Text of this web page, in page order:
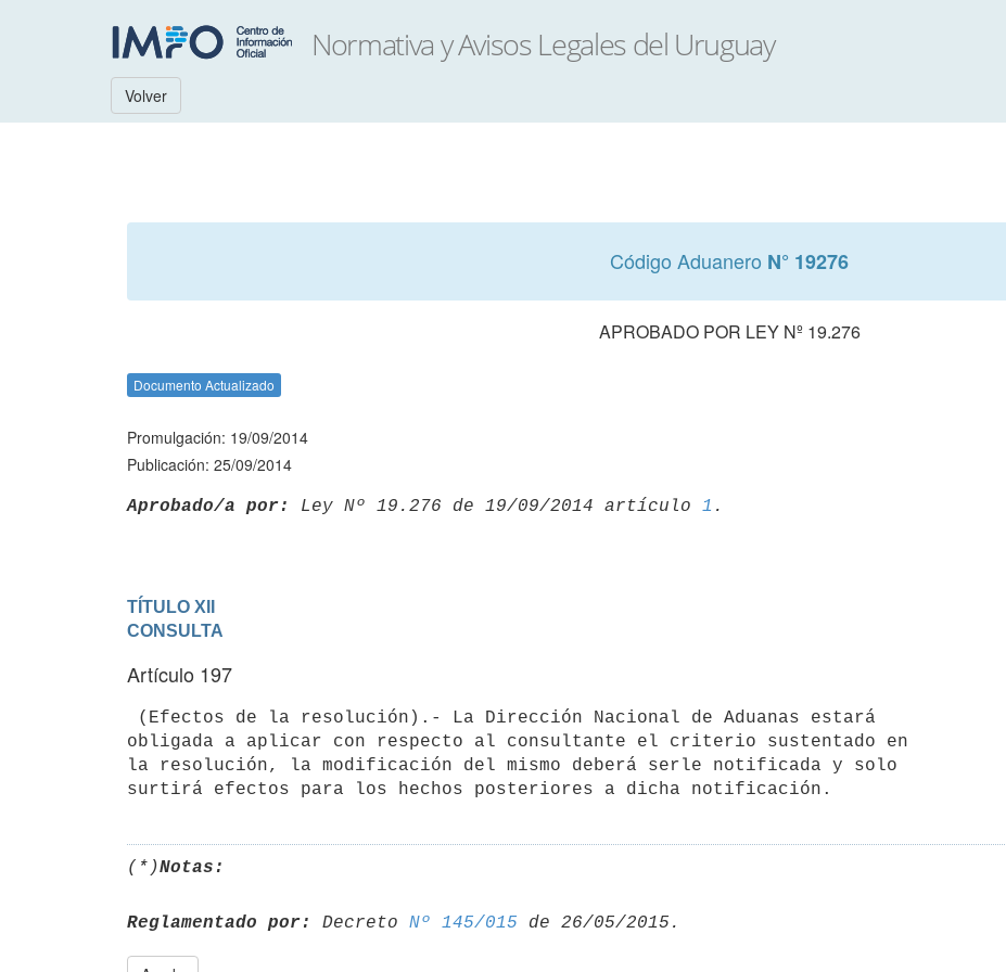
Volver
Código Aduanero N° 19276
APROBADO POR LEY Nº 19.276
Documento Actualizado
Promulgación: 19/09/2014
Publicación: 25/09/2014
Aprobado/a por: Ley Nº 19.276 de 19/09/2014 artículo 1
TÍTULO XII
CONSULTA
Artículo 197
obligada a aplicar con respecto al consultante el criterio sustentado en
la resolución, la modificación del mismo deberá serle notificada y solo
(*)Notas:
Reglamentado por: Decreto Nº 145/015